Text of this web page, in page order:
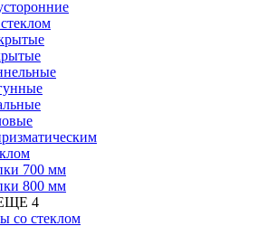
700 мм
800 мм
4